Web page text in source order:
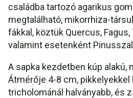
családba tartozó agarikus
megtalálható, mikorrhiza-
fákkal, köztük Quercus,
valamint esetenként
A sapka kezdetben kúp alakú,
Átmérője 4-8 cm,
tricholománál halványabb, és